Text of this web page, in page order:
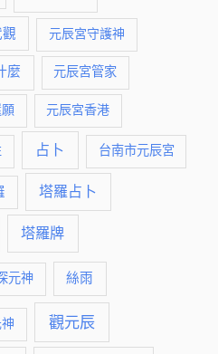
元辰宮守護神
麼 元辰宮管家
元辰宮香港
占卜 台南市元辰宮
塔羅占卜
塔羅牌
元神 絲雨
觀元辰